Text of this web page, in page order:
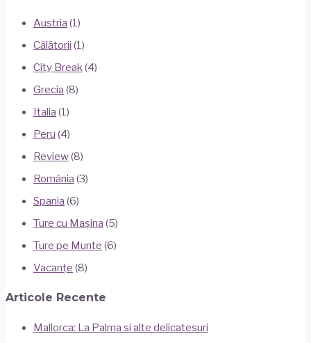
Austria (1)
Călătorii (1)
City Break (4)
Grecia (8)
Italia (1)
Peru (4)
Review(8)
România (3)
Spania (6)
Ture cu Mașina (5)
Ture pe Munte (6)
Vacanțe (8)
Articole Recente
Mallorca: La Palma si alte delicatesuri